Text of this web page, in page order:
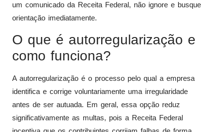
um comunicado da Receita Federal, não ignore e busque
orientação imediatamente.
O que é autorregularização e
como funciona?
A autorregularização é o processo pelo qual a empresa
identifica e corrige voluntariamente uma irregularidade
antes de ser autuada. Em geral, essa opção reduz
significativamente as multas, pois a Receita Federal